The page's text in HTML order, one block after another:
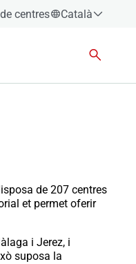
centres
Català
de 207 centres
et permet oferir
i Jerez, i
suposa la